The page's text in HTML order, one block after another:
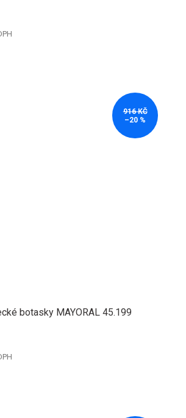
916 KČ
–20 %
botasky MAYORAL 45.199